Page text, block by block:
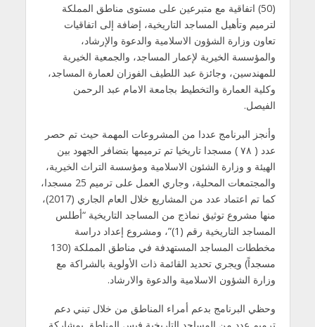
(50) اتفاقية مع متبرعين على مستوى مناطق المملكة
لترميم وتأهيل المساجد التاريخية، إضافة إلى اتفاقيات
تعاون وزارة الشؤون الاسلامية والدعوة والإرشاد،
والمؤسسة الخيرية لإعمار المساجد، والجمعية الخيرية
للمهندسين، وجائزة عبد اللطيف الفوزان لعمارة المساجد،
وكلية العمارة والتخطيط بجامعة الامام عبد الرحمن
الفيصل.
وأنجز البرنامج عددا من المشروعات المهمة حيث تم حصر
عدد ( ٧٨ ) مسجدا تاريخيا تم ترميمها بتضافر الجهود بين
الهيئة و وزارة الشئون الاسلامية ومؤسسة التراث الخيرية،
والمجتمعات المحلية، وجاري العمل على ترميم 25 مسجدا،
كما تم اعتماد عدد من المشاريع خلال العام الجاري (2017)،
منها مشروع توثيق نماذج من المساجد التاريخية “أطلس
المساجد التاريخية رقم (1)”، ومشروع إعداد دراسة
مخططات المساجد المستهدفة في مناطق المملكة (130
مسجداً) ويجري تحديد القائمة ذات الأولوية بالشراكة مع
وزارة الشؤون الاسلامية والدعوة والارشاد.
وحظي البرنامج بدعم أمراء المناطق من خلال تبني دعم